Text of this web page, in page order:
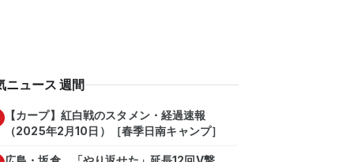
ニュース 週間
【カープ】紅白戦のスタメン・経過速報
（2025年2月10日）［春季日南キャンプ］